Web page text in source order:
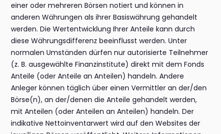
einer oder mehreren Börsen notiert und können in
anderen Währungen als ihrer Basiswährung gehandelt
werden. Die Wertentwicklung Ihrer Anteile kann durch
diese Währungsdifferenz beeinflusst werden. Unter
normalen Umständen dürfen nur autorisierte Teilnehmer
(z. B. ausgewählte Finanzinstitute) direkt mit dem Fonds
Anteile (oder Anteile an Anteilen) handeln. Andere
Anleger können täglich über einen Vermittler an der/den
Börse(n), an der/denen die Anteile gehandelt werden,
mit Anteilen (oder Anteilen an Anteilen) handeln. Der
indikative Nettoinventarwert wird auf den Websites der